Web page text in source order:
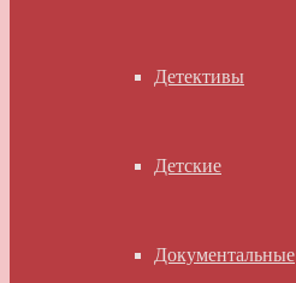
Детективы
Детские
Документальные